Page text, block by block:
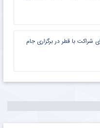
شراکت با قطر در برگزاری جام